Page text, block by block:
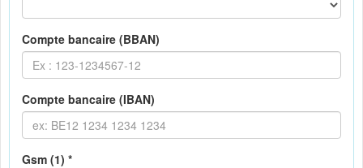
Compte bancaire (BBAN)
Compte bancaire (IBAN)
Gsm (1) *